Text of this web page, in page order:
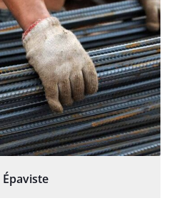
Épaviste